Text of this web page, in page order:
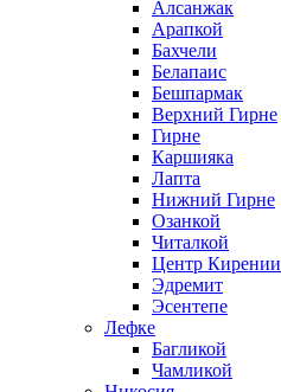
Алсанжак
Арапкой
Бахчели
Белапаис
Бешпармак
Верхний Гирне
Гирне
Каршияка
Лапта
Нижний Гирне
Озанкой
Читалкой
Центр Кирении
Эдремит
Эсентепе
Лефке
Багликой
Чамликой